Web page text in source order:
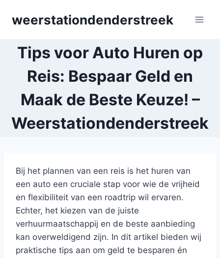
weerstationdenderstreek
Tips voor Auto Huren op
Reis: Bespaar Geld en
Maak de Beste Keuze! –
Weerstationdenderstreek
Bij het plannen van een reis is het huren van
een auto een cruciale stap voor wie de vrijheid
en flexibiliteit van een roadtrip wil ervaren.
Echter, het kiezen van de juiste
verhuurmaatschappij en de beste aanbieding
kan overweldigend zijn. In dit artikel bieden wij
praktische tips aan om geld te besparen én